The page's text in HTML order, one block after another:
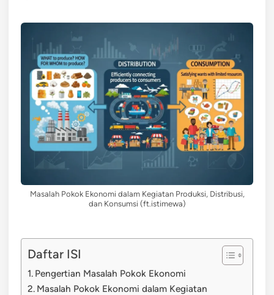
Masalah Pokok Ekonomi dalam Kegiatan Produksi, Distribusi,
dan Konsumsi (ft.istimewa)
Daftar ISI
Pengertian Masalah Pokok Ekonomi
Masalah Pokok Ekonomi dalam Kegiatan